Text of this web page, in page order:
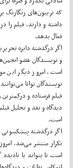
که تریبون‌های رنگارنگ
داشته و دارند، فیلم
فعال بدهد.
اگر درگذشته دایره
و نویسندگان عضو
است، امروز دیگر این
نویسندگان توانا
فیلم فرستاده و
دیدگاه و نقد و تحلیل
است.
اگر درگذشته
تکرار منتشر می‌شد،
است تا بتواند با نادیده